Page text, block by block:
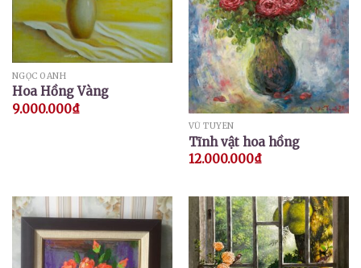
NGỌC OANH
Hoa Hồng Vàng
9.000.000₫
VŨ TUYÊN
Tĩnh vật hoa hồng
12.000.000₫